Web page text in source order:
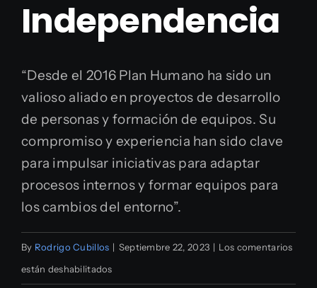
Independencia
“Desde el 2016 Plan Humano ha sido un
valioso aliado en proyectos de desarrollo
de personas y formación de equipos. Su
compromiso y experiencia han sido clave
para impulsar iniciativas para adaptar
procesos internos y formar equipos para
los cambios del entorno”.
By Rodrigo Cubillos | Septiembre 22, 2023 | Los comentarios
están deshabilitadosen